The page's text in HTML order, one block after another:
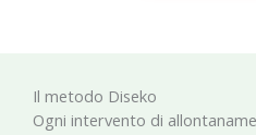
Il metodo Diseko
Ogni intervento di